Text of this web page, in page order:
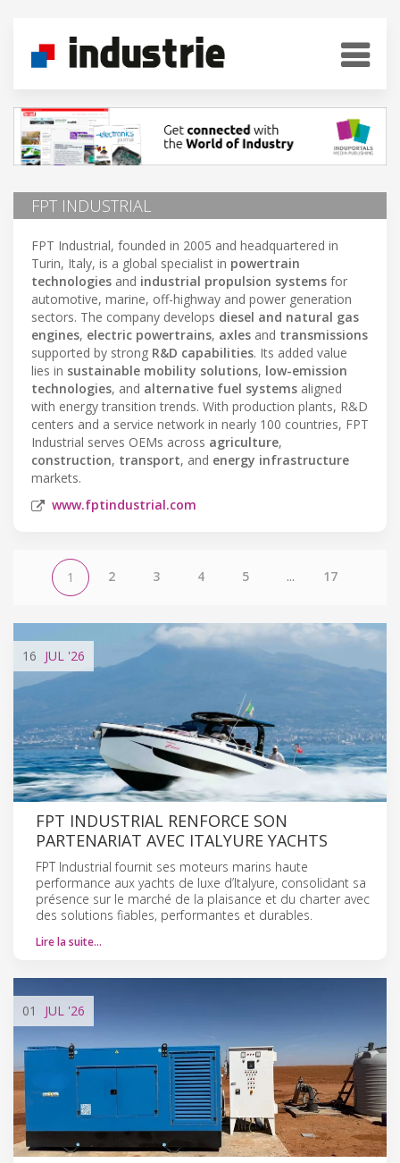
FPT INDUSTRIAL
FPT Industrial, founded in 2005 and headquartered in
Turin, Italy, is a global specialist in powertrain
technologies and industrial propulsion systems for
automotive, marine, off-highway and power generation
sectors. The company develops diesel and natural gas
engines, electric powertrains, axles and transmissions
supported by strong R&D capabilities. Its added value
lies in sustainable mobility solutions, low-emission
technologies, and alternative fuel systems aligned
with energy transition trends. With production plants, R&D
centers and a service network in nearly 100 countries, FPT
Industrial serves OEMs across agriculture,
construction, transport, and energy infrastructure
markets.
www.fptindustrial.com
1 2 3 4 5 ... 17
16 JUL '26
FPT INDUSTRIAL RENFORCE SON
PARTENARIAT AVEC ITALYURE YACHTS
FPT Industrial fournit ses moteurs marins haute
performance aux yachts de luxe d’Italyure, consolidant sa
présence sur le marché de la plaisance et du charter avec
des solutions fiables, performantes et durables.
Lire la suite…
01 JUL '26